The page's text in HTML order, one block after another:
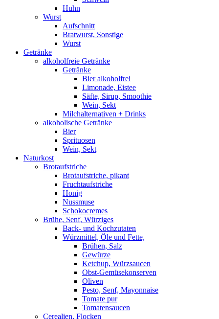
Huhn
Wurst
Aufschnitt
Bratwurst, Sonstige
Wurst
Getränke
alkoholfreie Getränke
Getränke
Bier alkoholfrei
Limonade, Eistee
Säfte, Sirup, Smoothie
Wein, Sekt
Milchalternativen + Drinks
alkoholische Getränke
Bier
Sprituosen
Wein, Sekt
Naturkost
Brotaufstriche
Brotaufstriche, pikant
Fruchtaufstriche
Honig
Nussmuse
Schokocremes
Brühe, Senf, Würziges
Back- und Kochzutaten
Würzmittel, Öle und Fette,
Brühen, Salz
Gewürze
Ketchup, Würzsaucen
Obst-Gemüsekonserven
Oliven
Pesto, Senf, Mayonnaise
Tomate pur
Tomatensaucen
Cerealien, Flocken